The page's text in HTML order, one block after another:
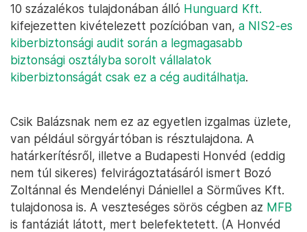
10 százalékos tulajdonában álló Hunguard Kft.
kifejezetten kivételezett pozícióban van, a NIS2-es
kiberbiztonsági audit során a legmagasabb
biztonsági osztályba sorolt vállalatok
kiberbiztonságát csak ez a cég auditálhatja.
Csik Balázsnak nem ez az egyetlen izgalmas üzlete,
van például sörgyártóban is résztulajdona. A
határkerítésről, illetve a Budapesti Honvéd (eddig
nem túl sikeres) felvirágoztatásáról ismert Bozó
Zoltánnal és Mendelényi Dániellel a Sörműves Kft.
tulajdonosa is. A veszteséges sörös cégben az MFB
is fantáziát látott, mert belefektetett. (A Honvéd